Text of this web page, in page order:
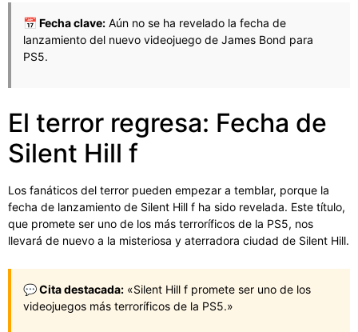
📅 Fecha clave: Aún no se ha revelado la fecha de
lanzamiento del nuevo videojuego de James Bond para
PS5.
El terror regresa: Fecha de
Silent Hill f
Los fanáticos del terror pueden empezar a temblar, porque la
fecha de lanzamiento de Silent Hill f ha sido revelada. Este título,
que promete ser uno de los más terroríficos de la PS5, nos
llevará de nuevo a la misteriosa y aterradora ciudad de Silent Hill.
💬 Cita destacada: «Silent Hill f promete ser uno de los
videojuegos más terroríficos de la PS5.»